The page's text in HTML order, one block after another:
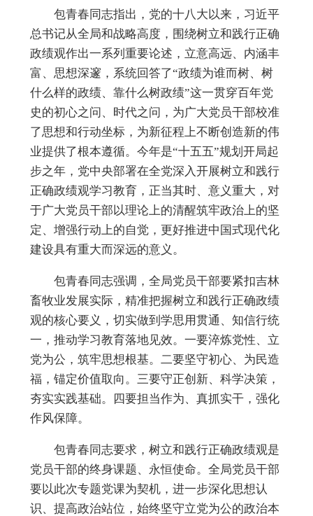
包青春同志指出，党的十八大以来，习近平
总书记从全局和战略高度，围绕树立和践行正确
政绩观作出一系列重要论述，立意高远、内涵丰
富、思想深邃，系统回答了“政绩为谁而树、树
什么样的政绩、靠什么树政绩”这一贯穿百年党
史的初心之问、时代之问，为广大党员干部校准
了思想和行动坐标，为新征程上不断创造新的伟
业提供了根本遵循。今年是“十五五”规划开局起
步之年，党中央部署在全党深入开展树立和践行
正确政绩观学习教育，正当其时、意义重大，对
于广大党员干部以理论上的清醒筑牢政治上的坚
定、增强行动上的自觉，更好推进中国式现代化
建设具有重大而深远的意义。
包青春同志强调，全局党员干部要紧扣吉林
畜牧业发展实际，精准把握树立和践行正确政绩
观的核心要义，切实做到学思用贯通、知信行统
一，推动学习教育落地见效。 一要淬炼党性、立
党为公，筑牢思想根基。 二要坚守初心、为民造
福，锚定价值取向。 三要守正创新、科学决策，
夯实实践基础。
四要担当作为、真抓实干，强化
作风保障。
包青春同志要求，树立和践行正确政绩观是
党员干部的终身课题、永恒使命。全局党员干部
要以此次专题党课为契机，进一步深化思想认
识、提高政治站位，始终坚守立党为公的政治本